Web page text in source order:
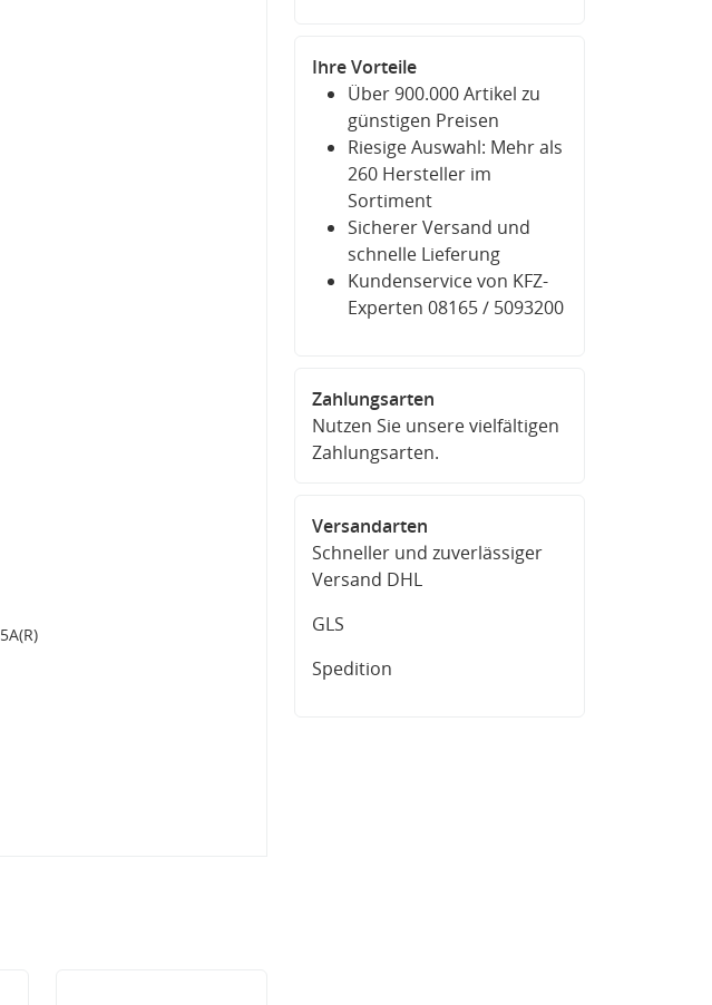
Ihre Vorteile
Über 900.000 Artikel zu
günstigen Preisen
Riesige Auswahl: Mehr als
260 Hersteller im
Sortiment
Sicherer Versand und
schnelle Lieferung
Kundenservice von KFZ-
Experten 08165 / 5093200
Zahlungsarten
Nutzen Sie unsere vielfältigen
Zahlungsarten.
Versandarten
Schneller und zuverlässiger
Versand DHL
GLS
Spedition